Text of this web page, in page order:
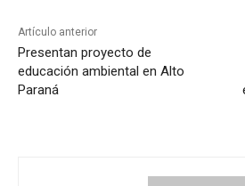
Artículo anterior
Presentan proyecto de
educación ambiental en Alto
Paraná